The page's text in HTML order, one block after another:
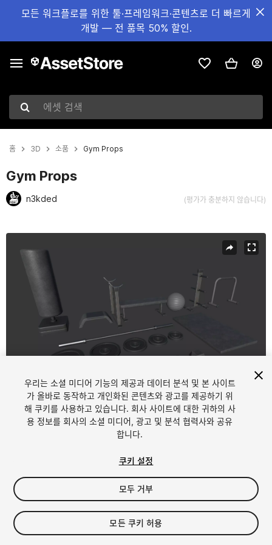
모든 워크플로를 위한 툴·프레임워크·콘텐츠로 더 빠르게
개발 — 전 품목 50% 할인.
에셋 검색
홈 3D 소품 Gym Props
Gym Props
n3kded (평가가 충분하지 않습니다)
1/3
$9.99
세금/부가세는 결제 시 반영됩니다.
우리는 소셜 미디어 기능의 제공과 데이터 분석 및 본 사이트
가 올바로 동작하고 개인화된 콘텐츠와 광고를 제공하기 위
해 쿠키를 사용하고 있습니다. 회사 사이트에 대한 귀하의 사
용 정보를 회사의 소셜 미디어, 광고 및 분석 협력사와 공유
합니다.
쿠키 설정
모두 거부
모든 쿠키 허용